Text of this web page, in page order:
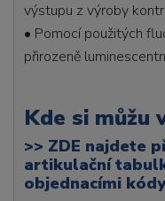
výstupu z výroby
• Pomocí použitých
přirozeně
Kde si můžu
>> ZDE najdete
artikulační
objednacími